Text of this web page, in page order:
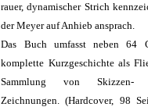
rauer, dynamischer Strich
der Meyer auf Anhieb ansprach.
Das Buch umfasst neben 64
komplette Kurzgeschichte als
Sammlung von Skizzen-
Zeichnungen. (Hardcover, 98